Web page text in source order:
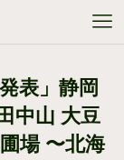
表」静岡
中山 大豆
場 〜北海